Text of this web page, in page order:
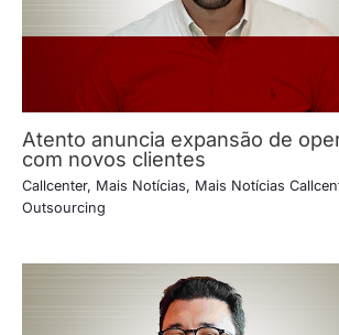
Atento anuncia expansão de
com novos clientes
Callcenter, Mais Notícias, Mais Notícias
Outsourcing